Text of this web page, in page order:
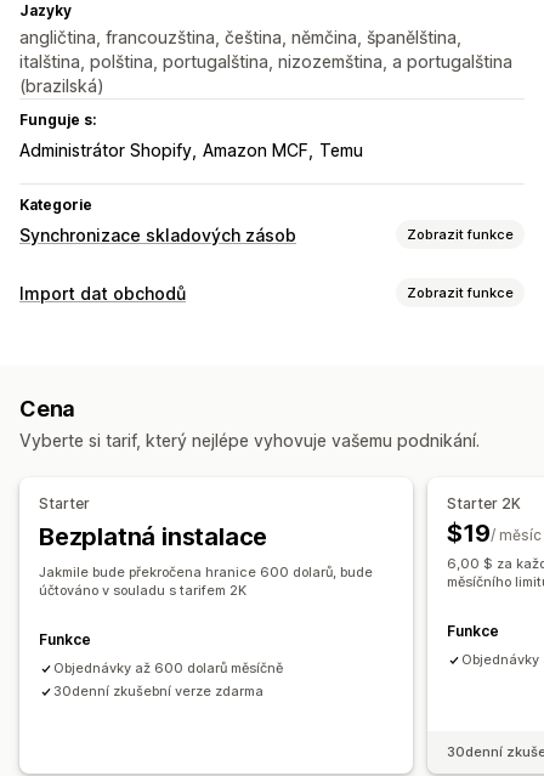
Jazyky
angličtina, francouzština, čeština, němčina, španělština,
italština, polština, portugalština, nizozemština, a portugalština
(brazilská)
Funguje s:
Administrátor Shopify Amazon MCF Temu
Kategorie
Synchronizace skladových zásob Zobrazit funkce
Typ synchronizace
Oznámení a výkazy
Import a export dat
Podrobné protokoly
Import dat obchodů Zobrazit funkce
Synchronizace objednávek
Synchronizace produktů Oboustranná synchronizace
Hromadný export
Skladové zásoby
Objednávky Produkty
Cena
Vyberte si tarif, který nejlépe vyhovuje vašemu podnikání.
Starter
Bezplatná instalace
Jakmile bude překročena hranice 600 dolarů, bude
účtováno v souladu s tarifem 2K
Funkce
Objednávky až 600 dolarů měsíčně
30denní zkušební verze zdarma
Starter 2K
$19/ měsíc
6,00 $ za
měsíčního
Funkce
30denní